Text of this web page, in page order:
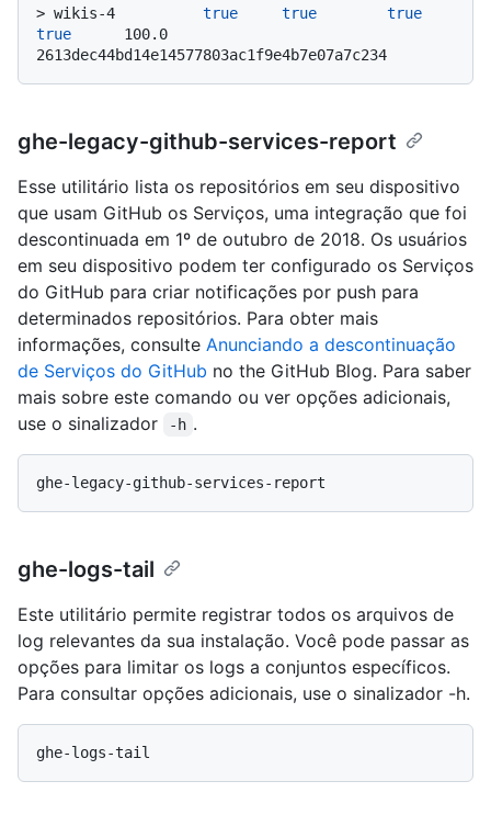
> wikis-4 true true
true
true
      100.0
2613dec44bd14e14577803ac1f9e4b7e07a7c234
ghe-legacy-github-services-report
Esse utilitário lista os repositórios em seu dispositivo
que usam GitHub os Serviços, uma integração que foi
descontinuada em 1º de outubro de 2018. Os usuários
em seu dispositivo podem ter configurado os Serviços
do GitHub para criar notificações por push para
determinados repositórios. Para obter mais
informações, consulte Anunciando a descontinuação
de Serviços do GitHub no the GitHub Blog. Para saber
mais sobre este comando ou ver opções adicionais,
use o sinalizador
-h .
ghe-logs-tail
Este utilitário permite registrar todos os arquivos de
log relevantes da sua instalação. Você pode passar as
opções para limitar os logs a conjuntos específicos.
Para consultar opções adicionais, use o sinalizador -h.